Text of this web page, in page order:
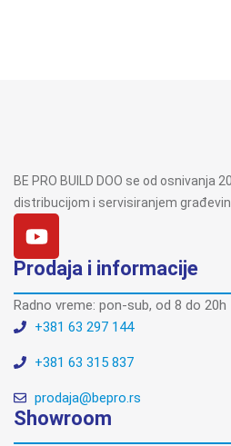
BE PRO BUILD DOO se od osnivanja
distribucijom i servisiranjem
Prodaja i informacije
Radno vreme: pon-sub, od 8 do 20h
+381 63 297 144
+381 63 315 837
prodaja@bepro.rs
Showroom